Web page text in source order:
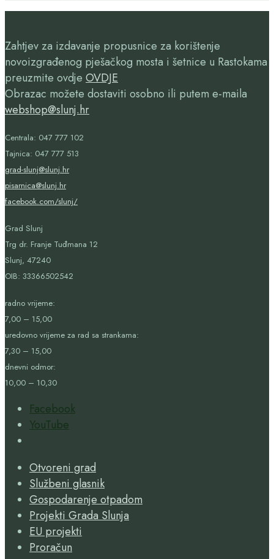
Zahtjev za izdavanje propusnice za korištenje
novoizgrađenog pješačkog mosta i šetnice u Rastokama
preuzmite ovdje OVDJE
Obrazac možete dostaviti osobno ili putem e-maila
webshop@slunj.hr
Centrala: 047 777 102
Tajnica: 047 777 513
grad-slunj@slunj.hr
pisarnica@slunj.hr
facebook.com/slunj/
Grad Slunj
Trg dr. Franje Tuđmana 12
Slunj, 47240
OIB: 33366502542
radno vrijeme:
7,00 – 15,00
uredovno vrijeme za rad sa strankama:
7,30 – 15,00
dnevni odmor:
10,00 – 10,30
Facebook
YouTube
Window
Otvoreni grad
Službeni glasnik
Gospodarenje otpadom
Projekti Grada Slunja
EU projekti
Proračun